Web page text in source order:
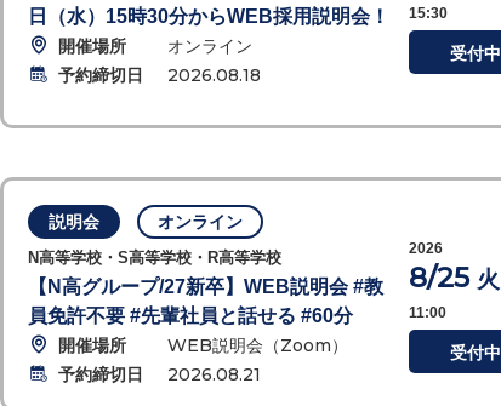
日（水）15時30分からWEB採用説明会！
開催場所
オンライン
予約締切日
2026.08.18
15:30
受付中
説明会 オンライン
N高等学校・S高等学校・R高等学校
【N高グループ/27新卒】WEB説明会 #教
員免許不要 #先輩社員と話せる #60分
開催場所
WEB説明会（Zoom）
予約締切日
2026.08.21
2026
8/25 火
11:00
受付中